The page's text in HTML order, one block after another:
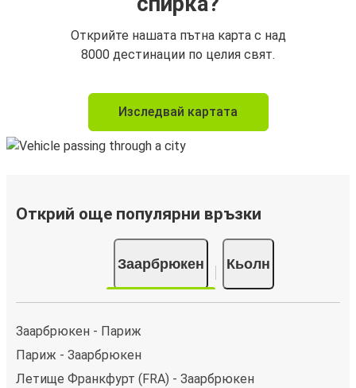
Открийте нашата пътна карта с над
8000 дестинации по целия свят.
Изследвай картата
Открий още популярни връзки
Заарбрюкен Кьолн
Заарбрюкен - Париж
Париж - Заарбрюкен
Летище Франкфурт (FRA) - Заарбрюкен